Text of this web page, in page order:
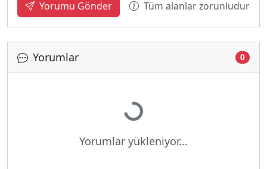
Yorumu Gönder Tüm alanlar zorunludur
Yorumlar 0
Yükleniyor...
Yorumlar yükleniyor...